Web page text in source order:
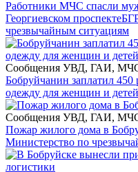
Работники МЧС спасли
Георгиевском проспекте
чрезвычайным ситуациям
Сообщения УВД, ГАИ,
Бобруйчанин заплатил 450
одежду для женщин и детей
Сообщения УВД, ГАИ,
Пожар жилого дома в
Министерство по